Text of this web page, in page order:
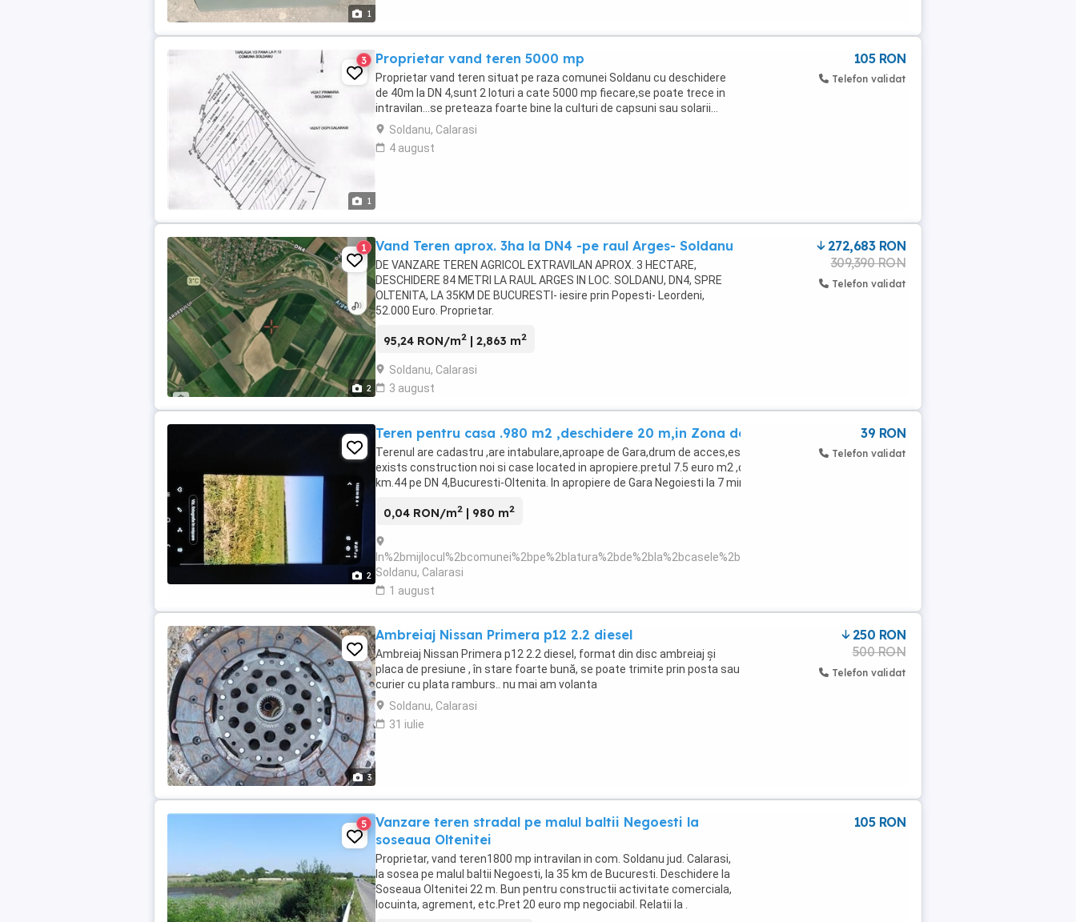
1
1
3 Proprietar vand teren 5000 mp
Proprietar vand teren situat pe raza comunei Soldanu cu deschidere
de 40m la DN 4,sunt 2 loturi a cate 5000 mp fiecare,se poate trece in
intravilan...se preteaza foarte bine la culturi de capsuni sau solarii...
Soldanu, Calarasi
4 august
105 RON
Telefon validat
2
1 Vand Teren aprox. 3ha la DN4 -pe raul Arges- Soldanu
DE VANZARE TEREN AGRICOL EXTRAVILAN APROX. 3 HECTARE,
DESCHIDERE 84 METRI LA RAUL ARGES IN LOC. SOLDANU, DN4, SPRE
OLTENITA, LA 35KM DE BUCURESTI- iesire prin Popesti- Leordeni,
52.000 Euro. Proprietar.
95,24 RON/m2 | 2,863 m2
Soldanu, Calarasi
3 august
272,683 RON
309,390 RON
Telefon validat
2
Teren pentru casa .980 m2 ,deschidere 20 m,in Zona de case,
Terenul are cadastru ,are intabulare,aproape de Gara,drum de acces,este incadrat ca teren extravilan dar
exists construction noi si case located in apropiere.pretul 7.5 euro m2 ,disputable.In communal Soldanu la
km.44 pe DN 4,Bucuresti-Oltenita. In apropiere de Gara Negoiesti la 7 minute de mers pe ...
0,04 RON/m2 | 980 m2
In%2bmijlocul%2bcomunei%2bpe%2blatura%2bde%2bla%2bcasele%2bvechi%2bspre%2bgara%2blinia%2bferata%2b,
Soldanu, Calarasi
1 august
39 RON
Telefon validat
3
Ambreiaj Nissan Primera p12 2.2 diesel
Ambreiaj Nissan Primera p12 2.2 diesel, format din disc ambreiaj și
placa de presiune , în stare foarte bună, se poate trimite prin posta sau
curier cu plata ramburs.. nu mai am volanta
Soldanu, Calarasi
31 iulie
250 RON
500 RON
Telefon validat
5
Vanzare teren stradal pe malul baltii Negoesti la
soseaua Oltenitei
Proprietar, vand teren1800 mp intravilan in com. Soldanu jud. Calarasi,
la sosea pe malul baltii Negoesti, la 35 km de Bucuresti. Deschidere la
Soseaua Oltenitei 22 m. Bun pentru constructii activitate comerciala,
locuinta, agrement, etc.Pret 20 euro mp negociabil. Relatii la .
105 RON